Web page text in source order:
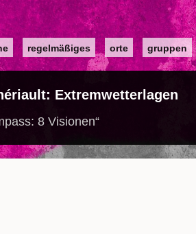
regelmäßiges orte gruppen
Extremwetterlagen
8 Visionen“